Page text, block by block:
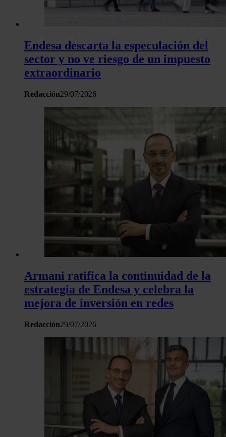
Endesa descarta la especulación del
sector y no ve riesgo de un impuesto
extraordinario
Redacción29/07/2026
Armani ratifica la continuidad de la
estrategia de Endesa y celebra la
mejora de inversión en redes
Redacción29/07/2026